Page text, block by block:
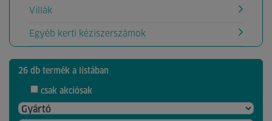
Villák
Egyéb kerti kéziszerszámok
26 db termék a listában
csak akciósak